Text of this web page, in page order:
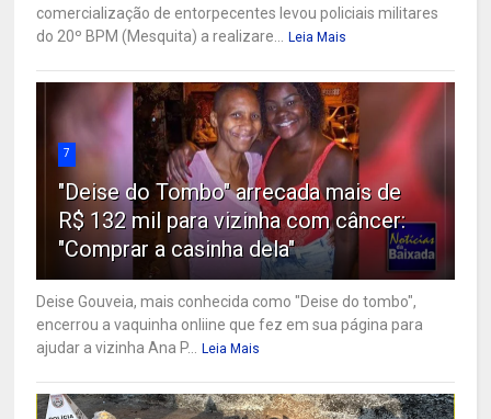
comercialização de entorpecentes levou policiais militares
do 20º BPM (Mesquita) a realizare...
Leia Mais
7
"Deise do Tombo" arrecada mais de
R$ 132 mil para vizinha com câncer:
"Comprar a casinha dela"
Deise Gouveia, mais conhecida como "Deise do tombo",
encerrou a vaquinha onliine que fez em sua página para
ajudar a vizinha Ana P...
Leia Mais